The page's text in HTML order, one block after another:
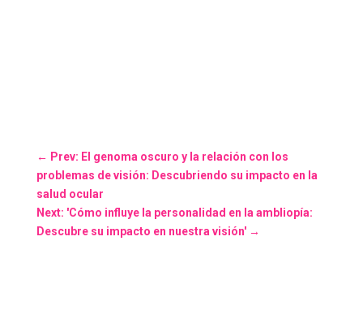
← Prev: El genoma oscuro y la relación con los
problemas de visión: Descubriendo su impacto en la
salud ocular
Next: 'Cómo influye la personalidad en la ambliopía:
Descubre su impacto en nuestra visión'→